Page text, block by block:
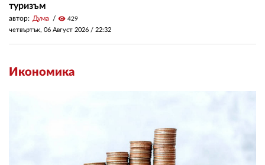
туризъм
автор: Дума visibility 429
четвъртък, 06 Август 2026 / 22:32
Икономика